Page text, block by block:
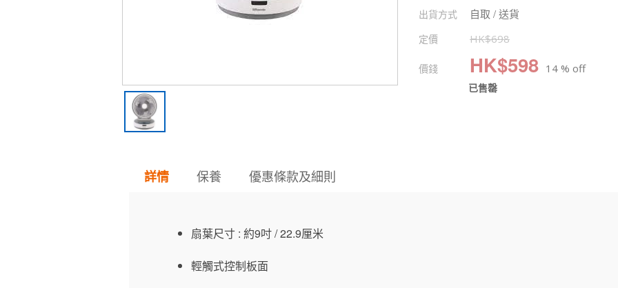
出貨方式 自取 / 送貨
定價 HK$698
價錢 HK$598 14 % off
已售罄
詳情 保養 優惠條款及細則
扇葉尺寸 : 約9吋/ 22.9厘米
輕觸式控制板面